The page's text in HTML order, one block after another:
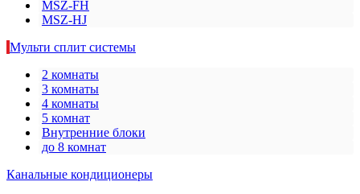
MSZ-FH
MSZ-HJ
Мульти сплит системы
2 комнаты
3 комнаты
4 комнаты
5 комнат
Внутренние блоки
до 8 комнат
Канальные кондиционеры